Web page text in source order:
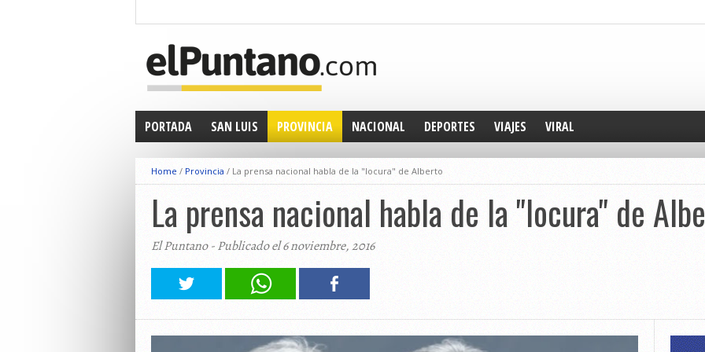
PORTADA SAN LUIS PROVINCIA NACIONAL DEPORTES VIAJES VIRAL
Home / Provincia / La prensa nacional habla de la "locura" de Alberto
La prensa nacional habla de la "locura" de
El Puntano - Publicado el 6 noviembre, 2016